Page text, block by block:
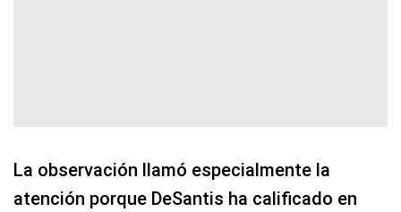
La observación llamó especialmente la
atención porque DeSantis ha calificado en